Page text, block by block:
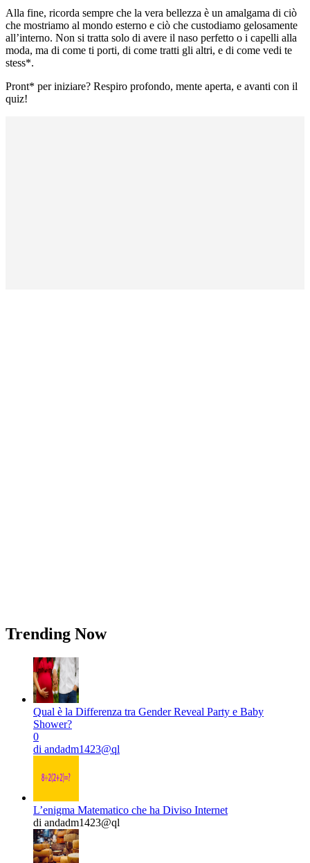
Alla fine, ricorda sempre che la vera bellezza è un amalgama di ciò
che mostriamo al mondo esterno e ciò che custodiamo gelosamente
all’interno. Non si tratta solo di avere il naso perfetto o i capelli alla
moda, ma di come ti porti, di come tratti gli altri, e di come vedi te
stess*.
Pront* per iniziare? Respiro profondo, mente aperta, e avanti con il
quiz!
Trending Now
Qual è la Differenza tra Gender Reveal Party e Baby
Shower?
0
di andadm1423@ql
L’enigma Matematico che ha Diviso Internet
di andadm1423@ql